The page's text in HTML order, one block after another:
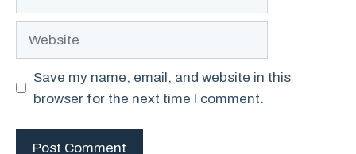
Save my name, email, and website in this
browser for the next time I comment.